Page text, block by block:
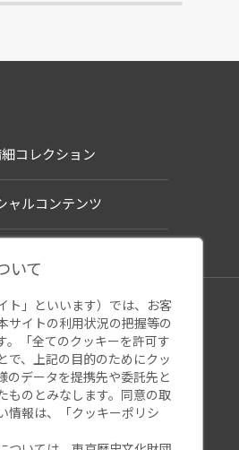
コレクション
ャルコンテンツ
ティ 関連サイト
いて
ト」といいます）では、お客
サイトの利用状況の把握等の
。「全てのクッキーを許可す
で、上記の目的のためにクッ
のデータを提携先や委託先と
ものとみなします。同意の取
情報は、「 クッキーポリシ